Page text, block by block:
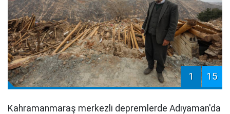
1 15
Kahramanmaraş merkezli depremlerde Adıyaman'da